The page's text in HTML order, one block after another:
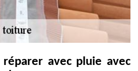
avec pluie avec